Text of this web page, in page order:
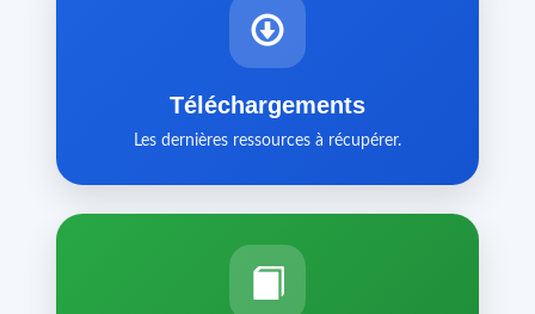
Téléchargements
Les dernières ressources à récupérer.